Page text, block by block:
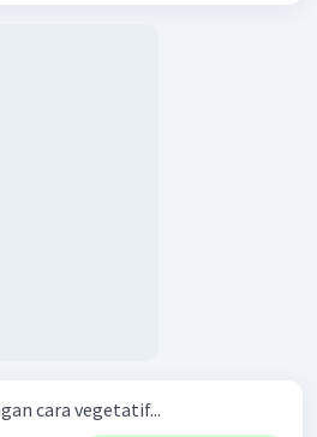
cara vegetatif...